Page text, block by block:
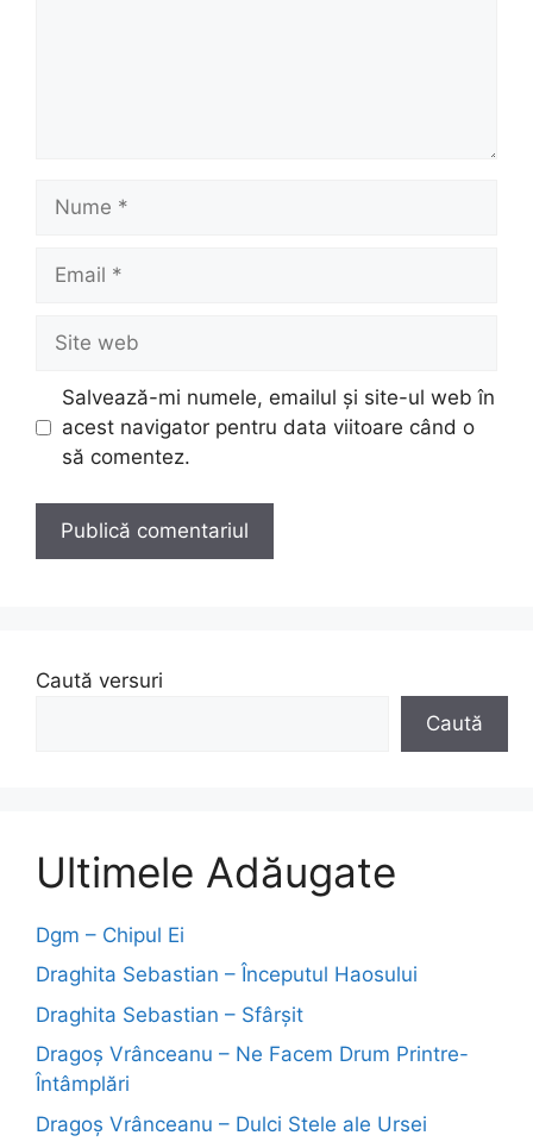
Nume
Email
Site
web
Salvează-mi numele, emailul și site-ul web în
acest navigator pentru data viitoare când o
să comentez.
Caută versuri
Caută
Ultimele Adăugate
Dgm – Chipul Ei
Draghita Sebastian – Începutul Haosului
Draghita Sebastian – Sfârșit
Dragoş Vrânceanu – Ne Facem Drum Printre-
Întâmplări
Dragoş Vrânceanu – Dulci Stele ale Ursei